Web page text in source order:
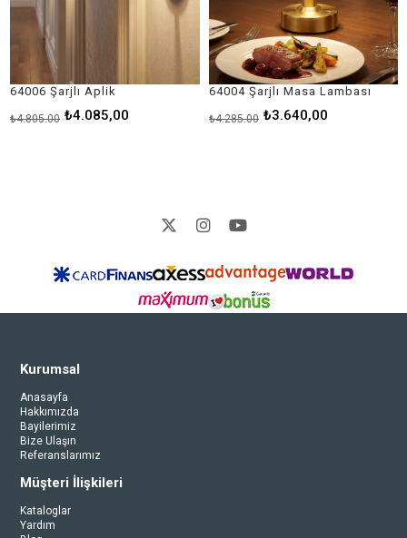
Aplik
₺4.085,00
64004 Şarjlı Masa Lambası
₺3.640,00
₺4.285,00
64003
Kurumsal
Anasayfa
Hakkımızda
Bayilerimiz
Bize Ulaşın
Referanslarımız
Müşteri İlişkileri
Kataloglar
Yardım